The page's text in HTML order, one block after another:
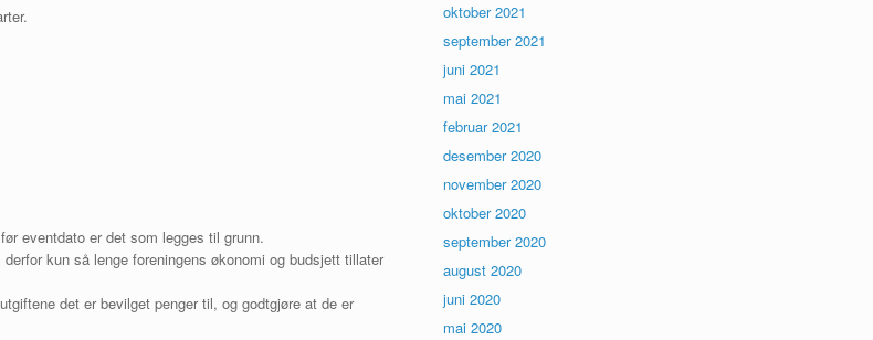
eventdato er det som legges til grunn.
kun så lenge foreningens økonomi og budsjett tillater
det er bevilget penger til, og godtgjøre at de er
oktober 2021
september 2021
juni 2021
mai 2021
februar 2021
desember 2020
november 2020
oktober 2020
september 2020
august 2020
juni 2020
mai 2020